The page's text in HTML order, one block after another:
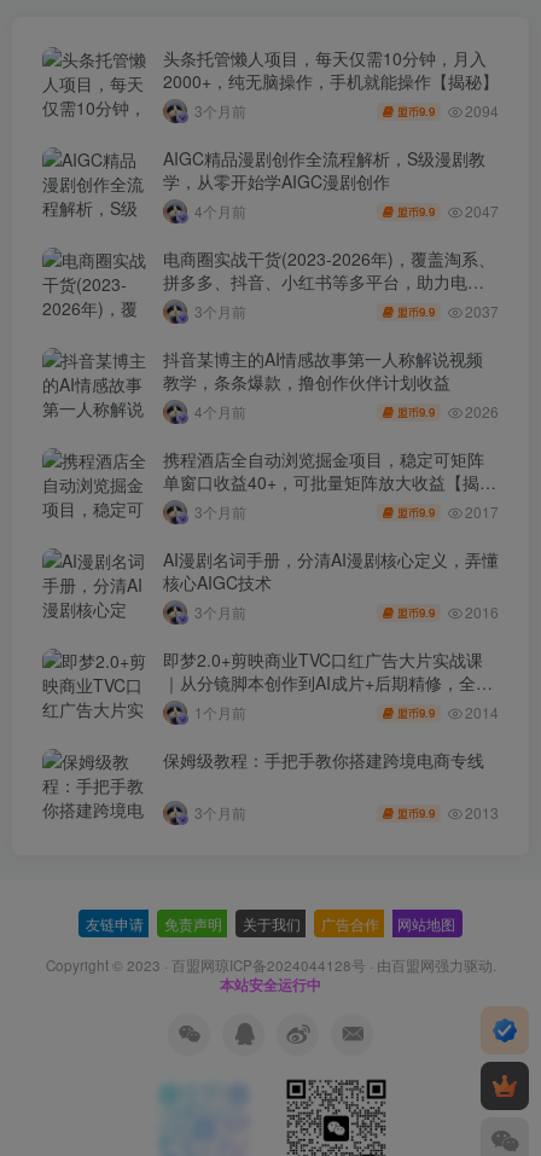
头条托管懒人项目，每天仅需10分钟，月入
2000+，纯无脑操作，手机就能操作【揭秘】
3个月前 盟币9.9 2094
AIGC精品漫剧创作全流程解析，S级漫剧教
学，从零开始学AIGC漫剧创作
4个月前 盟币9.9 2047
电商圈实战干货(2023-2026年)，覆盖淘系、
拼多多、抖音、小红书等多平台，助力电商
人避开坑、提效率、稳盈利(更新4月)
3个月前 盟币9.9 2037
抖音某博主的AI情感故事第一人称解说视频
教学，条条爆款，撸创作伙伴计划收益
4个月前 盟币9.9 2026
携程酒店全自动浏览掘金项目，稳定可矩阵
单窗口收益40+，可批量矩阵放大收益【揭
秘】3个月前 盟币9.9 2017
AI漫剧名词手册，分清AI漫剧核心定义，弄懂
核心AIGC技术
3个月前 盟币9.9 2016
即梦2.0+剪映商业TVC口红广告大片实战课
｜从分镜脚本创作到AI成片+后期精修，全流
程打造品牌级产品广告
1个月前 盟币9.9 2014
保姆级教程：手把手教你搭建跨境电商专线
3个月前 盟币9.9 2013
友链申请 免责声明 关于我们 广告合作 网站地图
Copyright © 2023 · 百盟网琼ICP备2024044128号 · 由百盟网强力驱动.
本站安全运行中